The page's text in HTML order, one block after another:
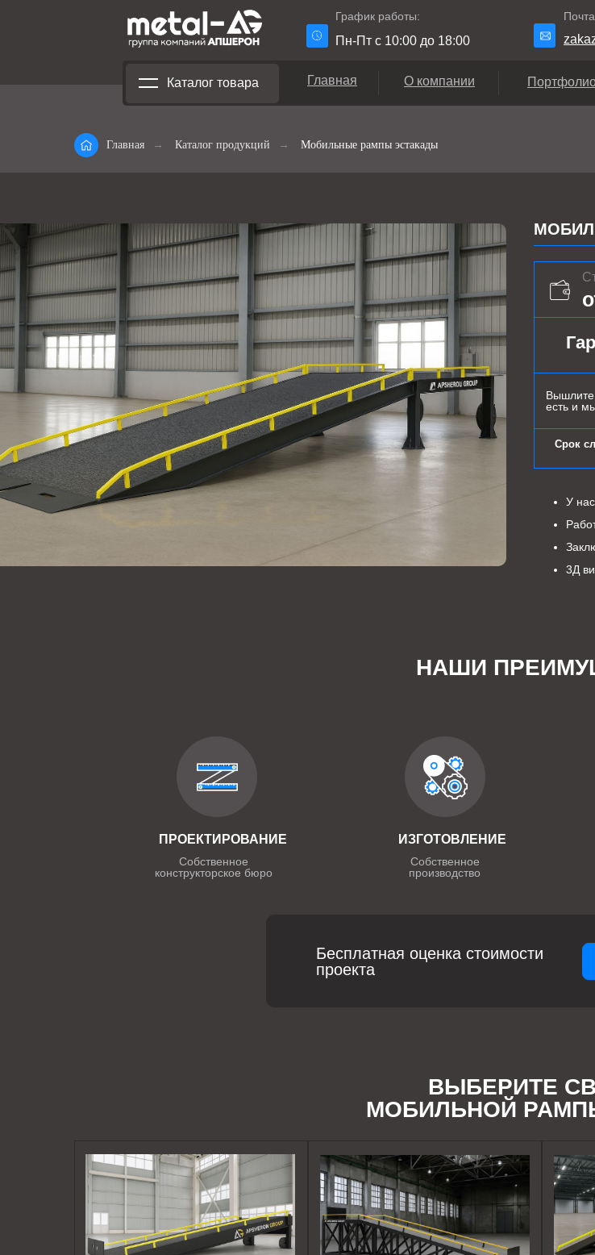
График работы:
Пн-Пт с 10:00 до 18:00
Каталог товара О компании
Главная
Главная → Каталог продукций → Мобильные рампы эстакады
Вышлите
есть и
Срок
У
3Д
НАШИ
ПРОЕКТИРОВАНИЕ
Собственное
конструкторское бюро
ИЗГОТОВЛЕНИЕ
Собственное
производство
Бесплатная оценка стоимости
проекта
ВЫБЕРИТЕ
МОБИЛЬНОЙ